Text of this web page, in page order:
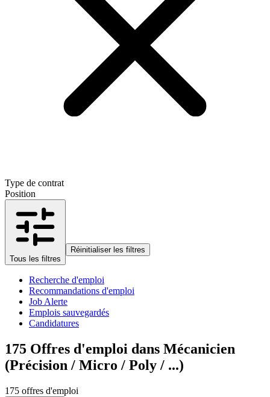
Type de contrat
Position
Tous les filtres
Réinitialiser les filtres
Recherche d'emploi
Recommandations d'emploi
Job Alerte
Emplois sauvegardés
Candidatures
175 Offres d'emploi dans Mécanicien
(Précision / Micro / Poly / ...)
175 offres d'emploi